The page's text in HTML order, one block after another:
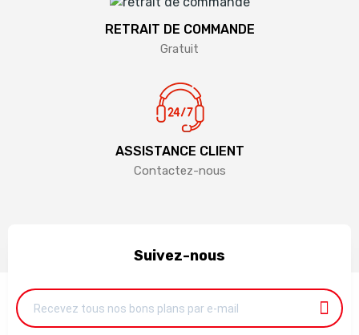
RETRAIT DE COMMANDE
Gratuit
ASSISTANCE CLIENT
Contactez-nous
Suivez-nous